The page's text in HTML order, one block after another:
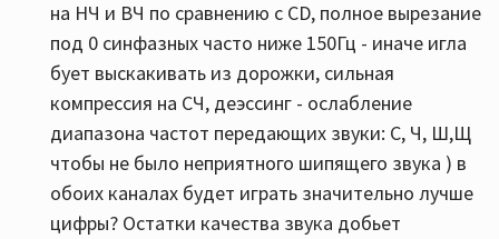
на НЧ и ВЧ по сравнению с CD, полное вырезание
под 0 синфазных часто ниже 150Гц - иначе игла
бует выскакивать из дорожки, сильная
компрессия на СЧ, деэссинг - ослабление
диапазона частот передающих звуки: С, Ч, Ш,Щ
чтобы не было неприятного шипящего звука ) в
обоих каналах будет играть значительно лучше
цифры? Остатки качества звука добьет